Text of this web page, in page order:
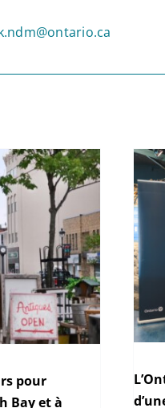
pour
Bay et à